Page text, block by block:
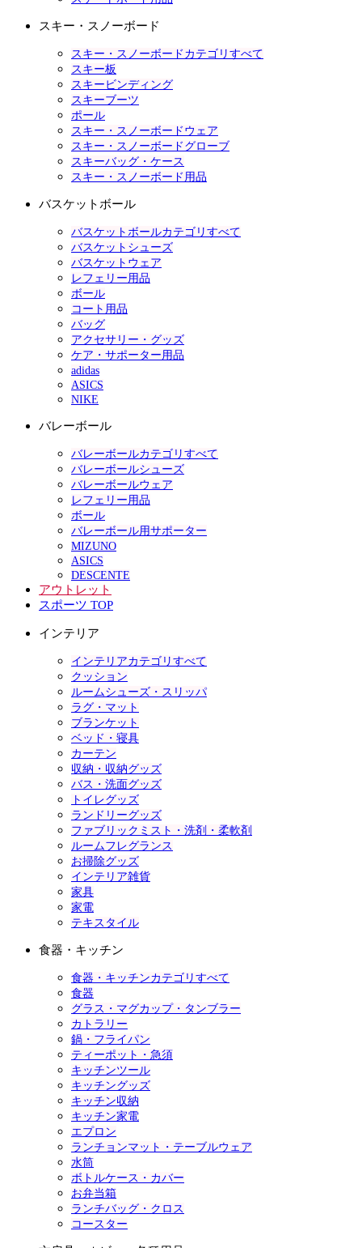
スキー・スノーボード
スキー・スノーボードカテゴリすべて
スキー板
スキービンディング
スキーブーツ
ポール
スキー・スノーボードウェア
スキー・スノーボードグローブ
スキーバッグ・ケース
スキー・スノーボード用品
バスケットボール
バスケットボールカテゴリすべて
バスケットシューズ
バスケットウェア
レフェリー用品
ボール
コート用品
バッグ
アクセサリー・グッズ
ケア・サポーター用品
adidas
ASICS
NIKE
バレーボール
バレーボールカテゴリすべて
バレーボールシューズ
バレーボールウェア
レフェリー用品
ボール
バレーボール用サポーター
MIZUNO
ASICS
DESCENTE
アウトレット
スポーツ TOP
インテリア
インテリアカテゴリすべて
クッション
ルームシューズ・スリッパ
ラグ・マット
ブランケット
ベッド・寝具
カーテン
収納・収納グッズ
バス・洗面グッズ
トイレグッズ
ランドリーグッズ
ファブリックミスト・洗剤・柔軟剤
ルームフレグランス
お掃除グッズ
インテリア雑貨
家具
家電
テキスタイル
食器・キッチン
食器・キッチンカテゴリすべて
食器
グラス・マグカップ・タンブラー
カトラリー
鍋・フライパン
ティーポット・急須
キッチンツール
キッチングッズ
キッチン収納
キッチン家電
エプロン
ランチョンマット・テーブルウェア
水筒
ボトルケース・カバー
お弁当箱
ランチバッグ・クロス
コースター